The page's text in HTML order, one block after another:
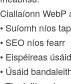
Ciallaíonn WebP
• Suíomh níos
• SEO níos fearr
• Eispéireas
• Úsáid